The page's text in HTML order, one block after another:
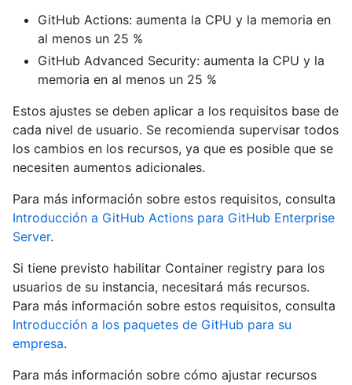
GitHub Actions: aumenta la CPU y la memoria en
al menos un 25 %
GitHub Advanced Security: aumenta la CPU y la
memoria en al menos un 25 %
Estos ajustes se deben aplicar a los requisitos base de
cada nivel de usuario. Se recomienda supervisar todos
los cambios en los recursos, ya que es posible que se
necesiten aumentos adicionales.
Para más información sobre estos requisitos, consulta
Introducción a GitHub Actions para GitHub Enterprise
Server.
Si tiene previsto habilitar Container registry para los
usuarios de su instancia, necesitará más recursos.
Para más información sobre estos requisitos, consulta
Introducción a los paquetes de GitHub para su
empresa.
Para más información sobre cómo ajustar recursos